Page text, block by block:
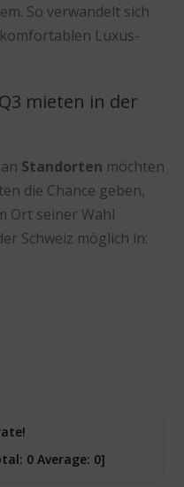
So verwandelt sich
Luxus-
mieten in der
Standorten möchten
die Chance geben,
Ort seiner Wahl
Schweiz möglich in:
0Average: 0]